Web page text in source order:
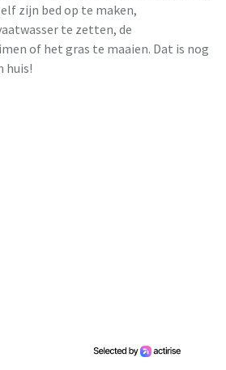
zijn bed op te maken,
te zetten, de
of het gras te maaien. Dat is nog
huis!